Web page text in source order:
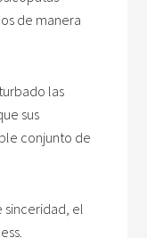
de manera
las
sus
conjunto de
el